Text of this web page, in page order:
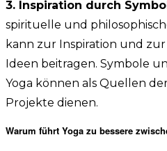
3. Inspiration durch
spirituelle und
kann zur Inspiration und
Ideen beitragen. Symbole
Yoga können als Quellen
Projekte dienen.
Warum führt Yoga zu bessere